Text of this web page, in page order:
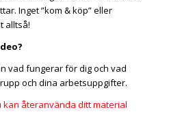
Inget ”kom & köp” eller
alltså!
vad fungerar för dig och vad
och dina arbetsuppgifter.
kan återanvända ditt material